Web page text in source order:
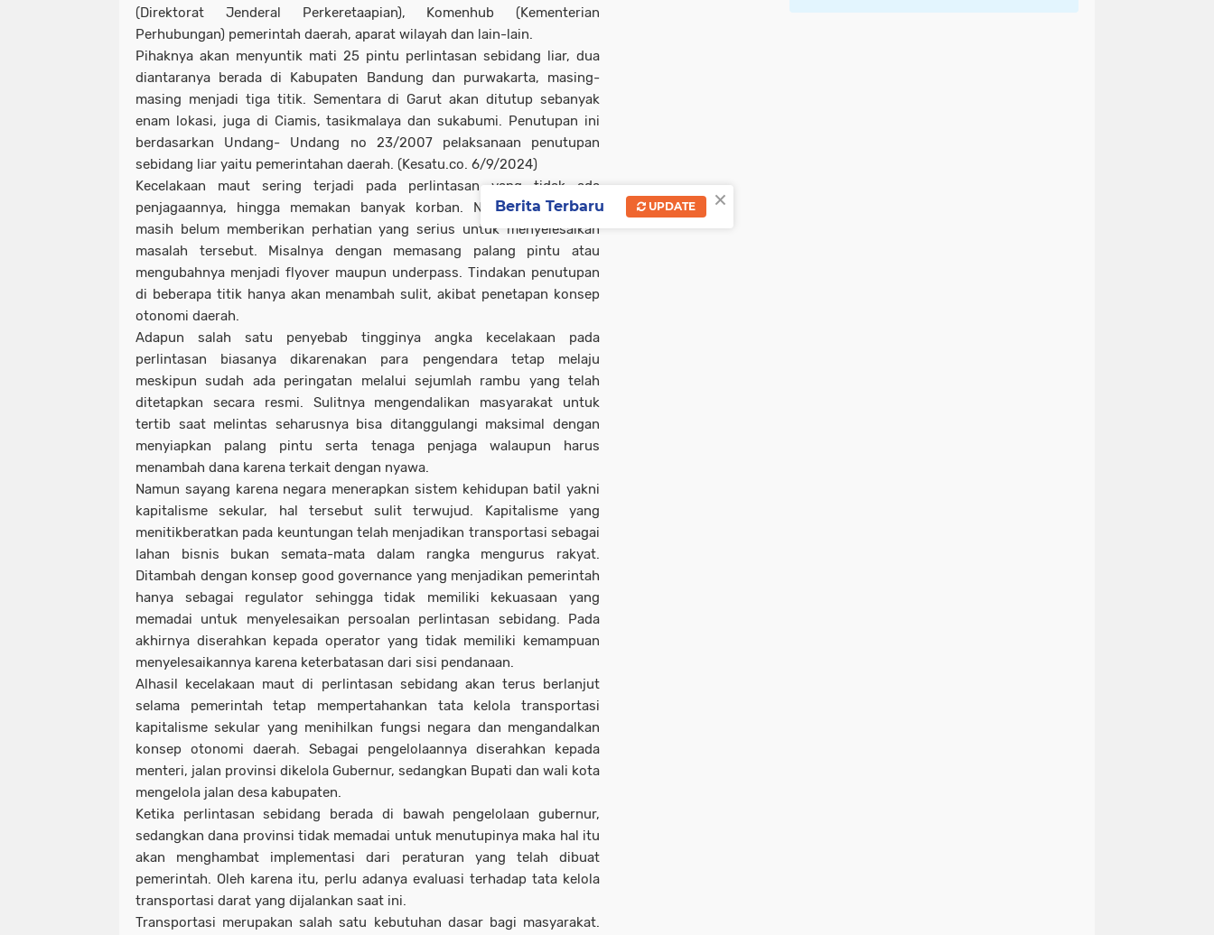
(Direktorat Jenderal Perkeretaapian), Komenhub (Kementerian
Perhubungan) pemerintah daerah, aparat wilayah dan lain-lain.
Pihaknya akan menyuntik mati 25 pintu perlintasan sebidang liar, dua
diantaranya berada di Kabupaten Bandung dan purwakarta, masing-
masing menjadi tiga titik. Sementara di Garut akan ditutup sebanyak
enam lokasi, juga di Ciamis, tasikmalaya dan sukabumi. Penutupan ini
berdasarkan Undang- Undang no 23/2007 pelaksanaan penutupan
sebidang liar yaitu pemerintahan daerah. (Kesatu.co. 6/9/2024)
Kecelakaan maut sering terjadi pada perlintasan yang tidak ada
penjagaannya, hingga memakan banyak korban. Namun pemerintah
masih belum memberikan perhatian yang serius untuk menyelesaikan
masalah tersebut. Misalnya dengan memasang palang pintu atau
mengubahnya menjadi flyover maupun underpass. Tindakan penutupan
di beberapa titik hanya akan menambah sulit, akibat penetapan konsep
otonomi daerah.
Adapun salah satu penyebab tingginya angka kecelakaan pada
perlintasan biasanya dikarenakan para pengendara tetap melaju
meskipun sudah ada peringatan melalui sejumlah rambu yang telah
ditetapkan secara resmi. Sulitnya mengendalikan masyarakat untuk
tertib saat melintas seharusnya bisa ditanggulangi maksimal dengan
menyiapkan palang pintu serta tenaga penjaga walaupun harus
menambah dana karena terkait dengan nyawa.
Namun sayang karena negara menerapkan sistem kehidupan batil yakni
kapitalisme sekular, hal tersebut sulit terwujud. Kapitalisme yang
menitikberatkan pada keuntungan telah menjadikan transportasi sebagai
lahan bisnis bukan semata-mata dalam rangka mengurus rakyat.
Ditambah dengan konsep good governance yang menjadikan pemerintah
hanya sebagai regulator sehingga tidak memiliki kekuasaan yang
memadai untuk menyelesaikan persoalan perlintasan sebidang. Pada
akhirnya diserahkan kepada operator yang tidak memiliki kemampuan
menyelesaikannya karena keterbatasan dari sisi pendanaan.
Alhasil kecelakaan maut di perlintasan sebidang akan terus berlanjut
selama pemerintah tetap mempertahankan tata kelola transportasi
kapitalisme sekular yang menihilkan fungsi negara dan mengandalkan
konsep otonomi daerah. Sebagai pengelolaannya diserahkan kepada
menteri, jalan provinsi dikelola Gubernur, sedangkan Bupati dan wali kota
mengelola jalan desa kabupaten.
Ketika perlintasan sebidang berada di bawah pengelolaan gubernur,
sedangkan dana provinsi tidak memadai untuk menutupinya maka hal itu
akan menghambat implementasi dari peraturan yang telah dibuat
pemerintah. Oleh karena itu, perlu adanya evaluasi terhadap tata kelola
transportasi darat yang dijalankan saat ini.
Transportasi merupakan salah satu kebutuhan dasar bagi masyarakat.
×
Berita Terbaru UPDATE